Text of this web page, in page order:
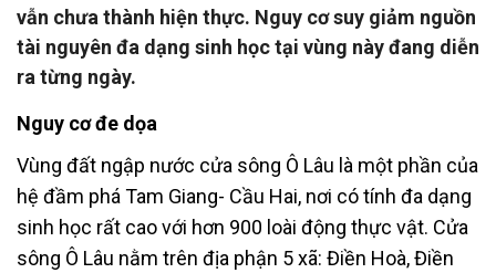
vẫn chưa thành hiện thực. Nguy cơ suy giảm nguồn
tài nguyên đa dạng sinh học tại vùng này đang diễn
ra từng ngày.
Nguy cơ đe dọa
Vùng đất ngập nước cửa sông Ô Lâu là một phần của
hệ đầm phá Tam Giang- Cầu Hai, nơi có tính đa dạng
sinh học rất cao với hơn 900 loài động thực vật. Cửa
sông Ô Lâu nằm trên địa phận 5 xã: Điền Hoà, Điền